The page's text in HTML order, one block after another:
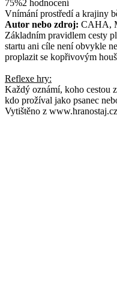
75%2 hodnocení
Vnímání prostředí a krajiny
Autor nebo zdroj: CAHA,
Základním pravidlem cesty
startu ani cíle není obvykle
proplazit se kopřivovým
Reflexe hry:
Každý oznámí, koho cestou
kdo prožíval jako psanec
Vytištěno z www.hranostaj.cz